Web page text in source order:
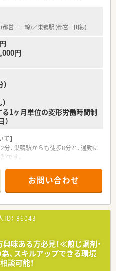
でも非常に多く、土曜日が半日勤
しているため休息も十分に取れま
は月に5時間未満と極めて少なく、
、家族との時間として有効活用可能
場の状況に合わせて受諾を判断し
過度にならないよう配慮されていま
るなど、働く女性を応援する風土が
ッフが多く在籍しているため、落
されるというユニークな福利厚生
と活力維持を法人として支援してい
営三田線)／巣鴨駅 (都営三田線)
円
1ヶ月単位の変形労働時間制
】
、巣鴨駅からも徒歩8分と、通勤に
す。
す。
であり、薬剤師2名体制に加え経
トします。
舗展開しており、地域に根差し
る法人です。
り、従業員の満足度向上を目指した
が特徴です。
師を配置し、協力体制を構築して
境が整っています。
お問い合わせ
： 86043
味ある方必見！≪煎じ調剤・
、スキルアップできる環境
談可能！